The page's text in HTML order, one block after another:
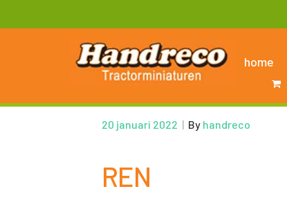
home
20 januari 2022 | By handreco
REN